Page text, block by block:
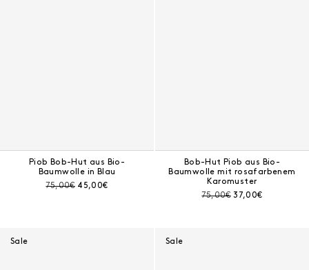
Piob Bob-Hut aus Bio-
Baumwolle in Blau
Preis vor Rabatt:
75,00€ Aktueller Preis:
45,00€
Bob-Hut Piob aus Bio-
Baumwolle mit rosafarbenem
Karomuster
Preis vor Rabatt:
75,00€ Aktueller Preis:
37,00€
Sale Sale